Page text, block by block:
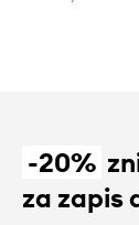
-20%
za zapis